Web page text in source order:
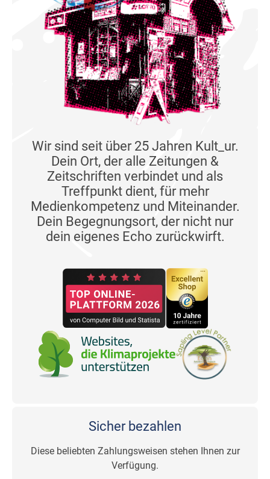
Wir sind seit über 25 Jahren Kult_ur.
Dein Ort, der alle Zeitungen &
Zeitschriften verbindet und als
Treffpunkt dient, für mehr
Medienkompetenz und Miteinander.
Dein Begegnungsort, der nicht nur
dein eigenes Echo zurückwirft.
Sicher bezahlen
Diese beliebten Zahlungsweisen stehen Ihnen zur
Verfügung.